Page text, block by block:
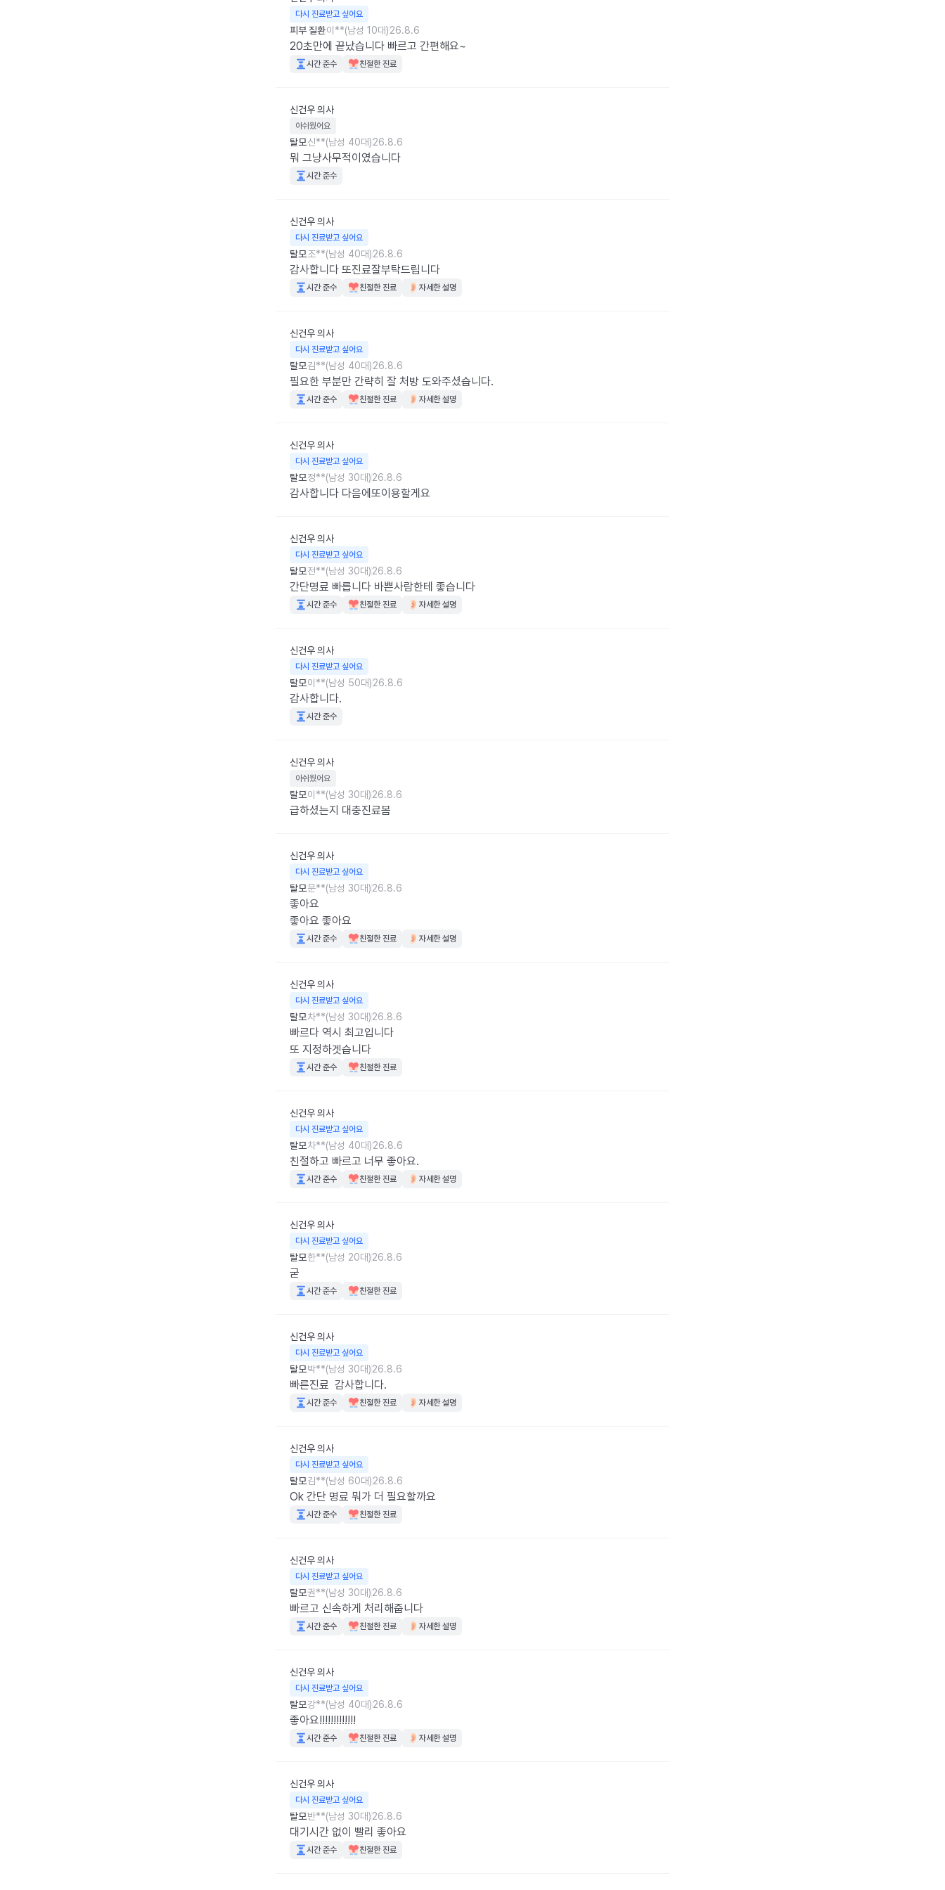
다시 진료받고 싶어요
피부 질환이**(남성 10대)26.8.6
20초만에 끝났습니다 빠르고 간편해요~
시간 준수 친절한 진료
신건우의사
아쉬웠어요
탈모신**(남성 40대)26.8.6
뭐 그냥사무적이였습니다
시간 준수
신건우의사
다시 진료받고 싶어요
탈모조**(남성 40대)26.8.6
감사합니다 또진료잘부탁드립니다
시간 준수 친절한 진료 자세한 설명
신건우의사
다시 진료받고 싶어요
탈모김**(남성 40대)26.8.6
필요한 부분만 간략히 잘 처방 도와주셨습니다.
시간 준수 친절한 진료 자세한 설명
신건우의사
다시 진료받고 싶어요
탈모정**(남성 30대)26.8.6
감사합니다 다음에또이용할게요
신건우의사
다시 진료받고 싶어요
탈모전**(남성 30대)26.8.6
간단명료 빠릅니다 바쁜사람한테 좋습니다
시간 준수 친절한 진료 자세한 설명
신건우의사
다시 진료받고 싶어요
탈모이**(남성 50대)26.8.6
감사합니다.
시간 준수
신건우의사
아쉬웠어요
탈모이**(남성 30대)26.8.6
급하셨는지 대충진료봄
신건우의사
다시 진료받고 싶어요
탈모문**(남성 30대)26.8.6
좋아요
좋아요 좋아요
시간 준수 친절한 진료 자세한 설명
신건우의사
다시 진료받고 싶어요
탈모차**(남성 30대)26.8.6
빠르다 역시 최고입니다
또 지정하겟습니다
시간 준수 친절한 진료
신건우의사
다시 진료받고 싶어요
탈모차**(남성 40대)26.8.6
친절하고 빠르고 너무 좋아요.
시간 준수 친절한 진료 자세한 설명
신건우의사
다시 진료받고 싶어요
탈모한**(남성 20대)26.8.6
굳
시간 준수 친절한 진료
신건우의사
다시 진료받고 싶어요
탈모박**(남성 30대)26.8.6
빠른진료  감사합니다.
시간 준수 친절한 진료 자세한 설명
신건우의사
다시 진료받고 싶어요
탈모김**(남성 60대)26.8.6
Ok 간단 명료 뭐가 더 필요할까요
시간 준수 친절한 진료
신건우의사
다시 진료받고 싶어요
탈모권**(남성 30대)26.8.6
빠르고 신속하게 처리해줍니다
시간 준수 친절한 진료 자세한 설명
신건우의사
다시 진료받고 싶어요
탈모강**(남성 40대)26.8.6
좋아요!!!!!!!!!!!!!
시간 준수 친절한 진료 자세한 설명
신건우의사
다시 진료받고 싶어요
탈모반**(남성 30대)26.8.6
대기시간 없이 빨리 좋아요
시간 준수 친절한 진료